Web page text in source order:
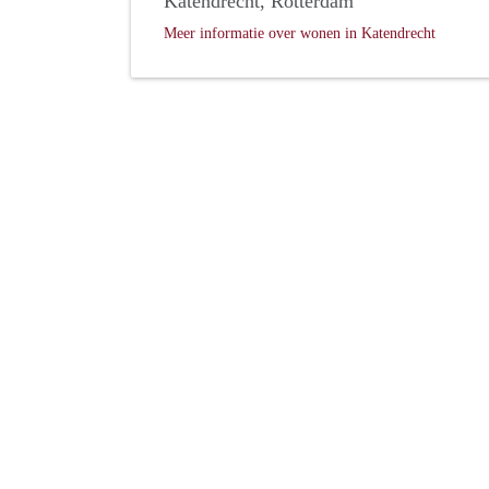
Meer informatie over wonen in Katendrecht